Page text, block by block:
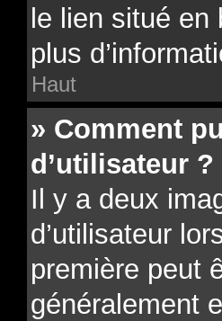
le lien situé
plus
Haut
» Comment
d’utilisateur ?
Il y a deux
d’utilisateur
première peut
généralement